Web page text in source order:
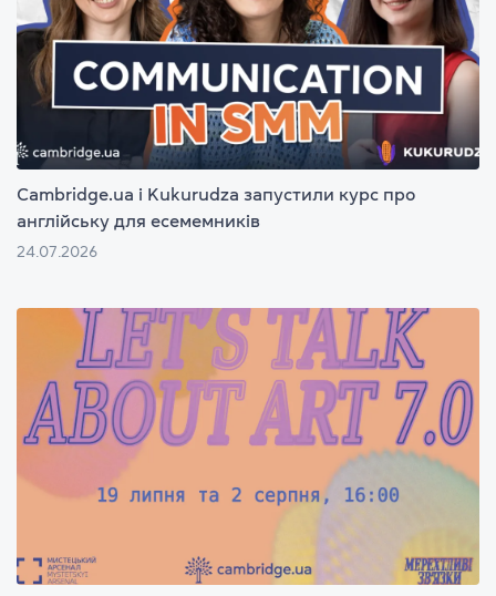
Cambridge.ua і Kukurudza запустили курс про
англійську для есемемників
24.07.2026